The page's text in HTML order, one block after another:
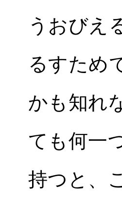
うおびえ
るすため
かも知れ
ても何一
持つと、